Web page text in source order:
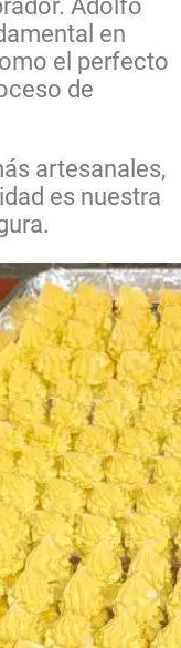
Adolfo
en
el perfecto
de
artesanales,
es nuestra